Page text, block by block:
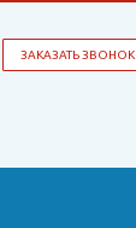
ЗАКАЗАТЬ ЗВОНОК